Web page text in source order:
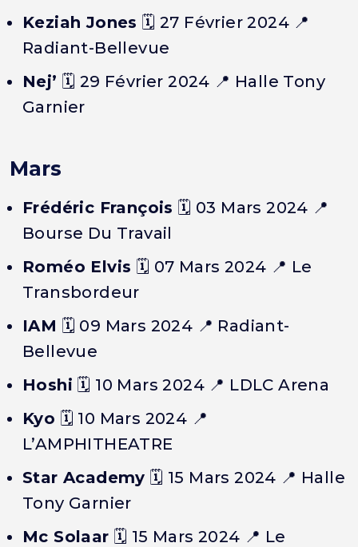
Keziah Jones 🗓️27 Février 2024 📍
Radiant-Bellevue
Nej’ 🗓️ 29 Février 2024 📍 Halle Tony
Garnier
Mars
Frédéric François 🗓️ 03 Mars 2024 📍
Bourse Du Travail
Roméo Elvis 🗓️ 07 Mars 2024 📍 Le
Transbordeur
IAM 🗓️ 09 Mars 2024 📍 Radiant-
Bellevue
Hoshi 🗓️ 10 Mars 2024 📍 LDLC Arena
Kyo 🗓️ 10 Mars 2024 📍
L’AMPHITHEATRE
Star Academy 🗓️ 15 Mars 2024 📍 Halle
Tony Garnier
Mc Solaar 🗓️ 15 Mars 2024 📍 Le